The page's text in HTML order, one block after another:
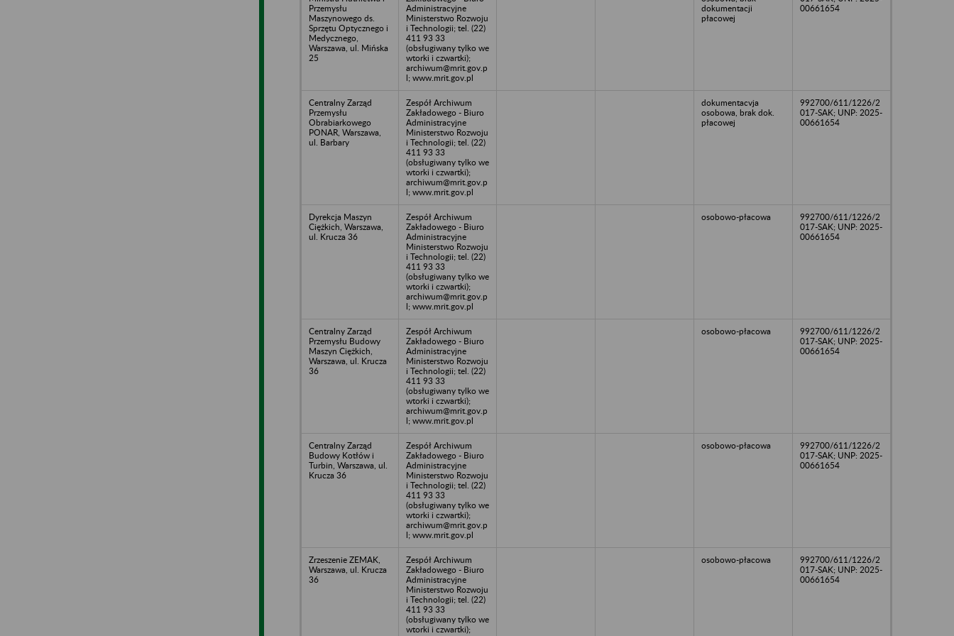
Przemysłu
Maszynowego ds.
Sprzętu Optycznego i
Medycznego,
Warszawa, ul. Mińska
25
Administracyjne
Ministerstwo Rozwoju
i Technologii; tel. (22)
411 93 33
(obsługiwany tylko we
wtorki i czwartki);
archiwum@mrit.gov.p
l; www.mrit.gov.pl
dokumentacji
płacowej
00661654
Centralny Zarząd
Przemysłu
Obrabiarkowego
PONAR, Warszawa,
ul. Barbary
Zespół Archiwum
Zakładowego - Biuro
Administracyjne
Ministerstwo Rozwoju
i Technologii; tel. (22)
411 93 33
(obsługiwany tylko we
wtorki i czwartki);
archiwum@mrit.gov.p
l; www.mrit.gov.pl
dokumentacvja
osobowa, brak dok.
płacowej
992700/611/1226/2
017-SAK; UNP: 2025-
00661654
Dyrekcja Maszyn
Ciężkich, Warszawa,
ul. Krucza 36
Zespół Archiwum
Zakładowego - Biuro
Administracyjne
Ministerstwo Rozwoju
i Technologii; tel. (22)
411 93 33
(obsługiwany tylko we
wtorki i czwartki);
archiwum@mrit.gov.p
l; www.mrit.gov.pl
osobowo-płacowa
992700/611/1226/2
017-SAK; UNP: 2025-
00661654
Centralny Zarząd
Przemysłu Budowy
Maszyn Ciężkich,
Warszawa, ul. Krucza
36
Zespół Archiwum
Zakładowego - Biuro
Administracyjne
Ministerstwo Rozwoju
i Technologii; tel. (22)
411 93 33
(obsługiwany tylko we
wtorki i czwartki);
archiwum@mrit.gov.p
l; www.mrit.gov.pl
osobowo-płacowa
992700/611/1226/2
017-SAK; UNP: 2025-
00661654
Centralny Zarząd
Budowy Kotłów i
Turbin, Warszawa, ul.
Krucza 36
Zespół Archiwum
Zakładowego - Biuro
Administracyjne
Ministerstwo Rozwoju
i Technologii; tel. (22)
411 93 33
(obsługiwany tylko we
wtorki i czwartki);
archiwum@mrit.gov.p
l; www.mrit.gov.pl
osobowo-płacowa
992700/611/1226/2
017-SAK; UNP: 2025-
00661654
Zrzeszenie ZEMAK,
Warszawa, ul. Krucza
36
Zespół Archiwum
Zakładowego - Biuro
Administracyjne
Ministerstwo Rozwoju
i Technologii; tel. (22)
411 93 33
(obsługiwany tylko we
wtorki i czwartki);
osobowo-płacowa
992700/611/1226/2
017-SAK; UNP: 2025-
00661654